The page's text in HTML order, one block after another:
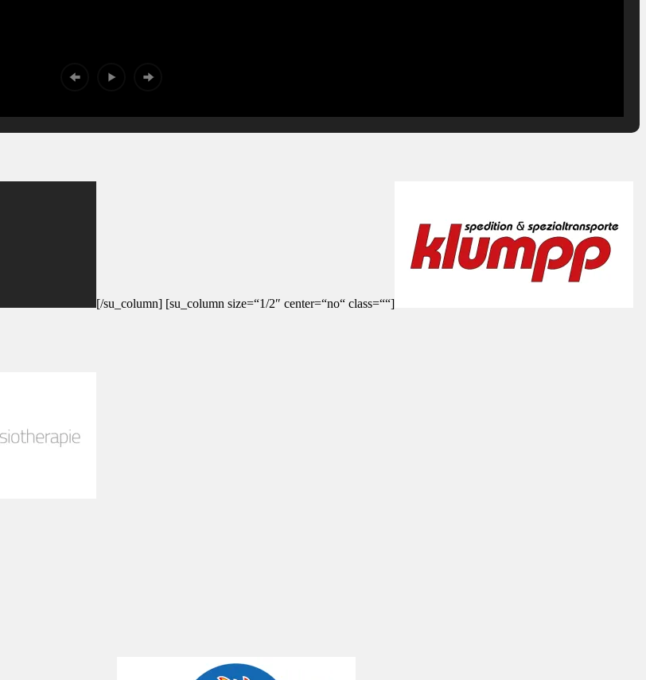
[/su_column] [su_column size=“1/2″ center=“no“ class=““]